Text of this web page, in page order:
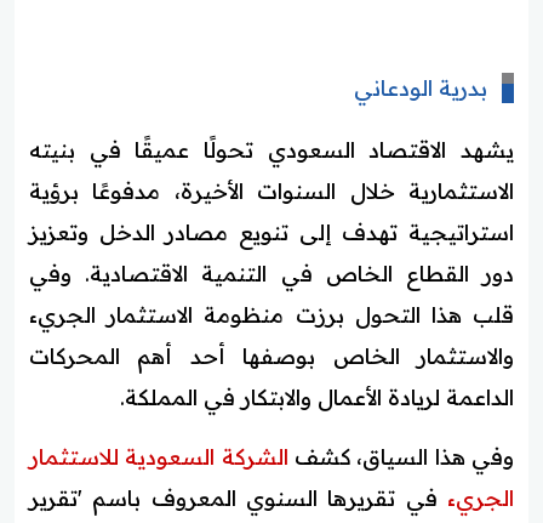
بدرية الودعاني
يشهد الاقتصاد السعودي تحولًا عميقًا في بنيته
الاستثمارية خلال السنوات الأخيرة، مدفوعًا برؤية
استراتيجية تهدف إلى تنويع مصادر الدخل وتعزيز
دور القطاع الخاص في التنمية الاقتصادية. وفي
قلب هذا التحول برزت منظومة الاستثمار الجريء
والاستثمار الخاص بوصفها أحد أهم المحركات
الداعمة لريادة الأعمال والابتكار في المملكة.
وفي هذا السياق، كشف الشركة السعودية للاستثمار
الجريء في تقريرها السنوي المعروف باسم 'تقرير